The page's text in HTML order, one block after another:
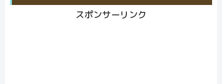
スポンサーリンク